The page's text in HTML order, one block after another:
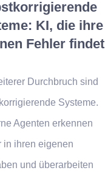
KI, die ihre
Fehler findet
Durchbruch sind
Systeme.
Agenten erkennen
in ihren eigenen
und überarbeiten